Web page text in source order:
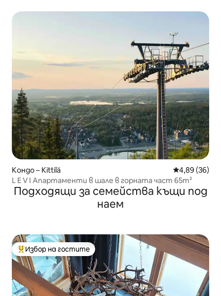
Кондо – Kittilä Средна
4,89 (36)
L E V I Апартаменти в шале в горната част 65m²
Подходящи за семейства къщи под
наем
Най-популярен избор на гостите
Избор на гостите